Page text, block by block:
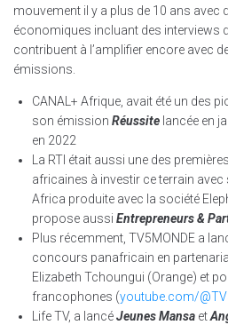
mouvement il y a plus de 10 ans avec
économiques incluant des interviews
contribuent à l’amplifier encore avec
émissions.
CANAL+ Afrique, avait été un des
son émission Réussite lancée en
en 2022
La RTI était aussi une des
africaines à investir ce terrain
Africa produite avec la société
propose aussi Entrepreneurs &
Plus récemment, TV5MONDE a
concours panafricain en
Elizabeth Tchoungui (Orange) et
francophones (youtube.com/
Life TV, a lancéJeunes Mansa et